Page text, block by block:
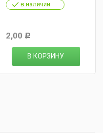
в наличии
2,00 Р
В КОРЗИНУ